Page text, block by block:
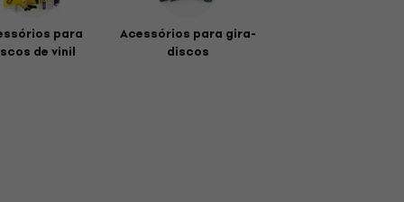
para
de vinil
Acessórios para gira-
discos